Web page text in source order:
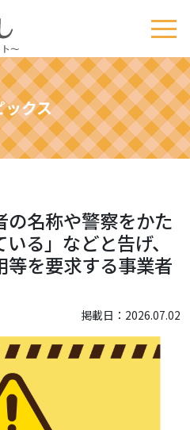
ックス
の名称や警察をかた
る」などと告げ、
等を要求する事業者
掲載日：2026.07.02